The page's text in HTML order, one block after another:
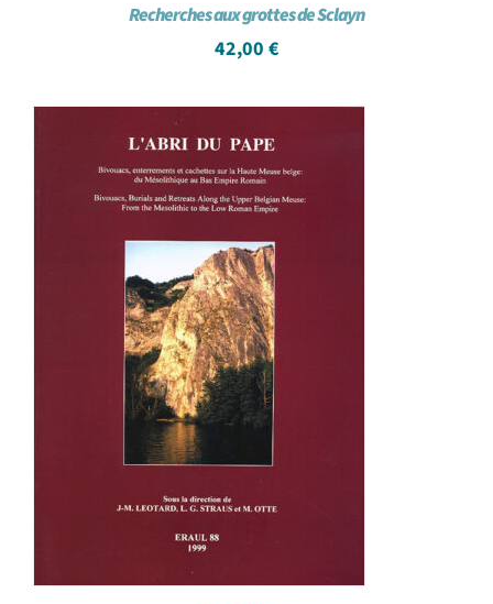
Recherches aux grottes de Sclayn
42,00 €